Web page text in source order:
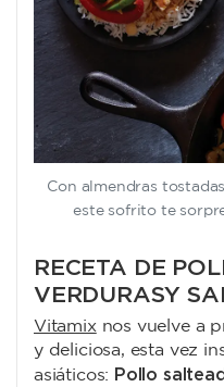
Con almendras
este sofrito te
RECETA DE
VERDURAS Y
Vitamixnos vuelve a
y deliciosa, esta vez
asiáticos: Pollo